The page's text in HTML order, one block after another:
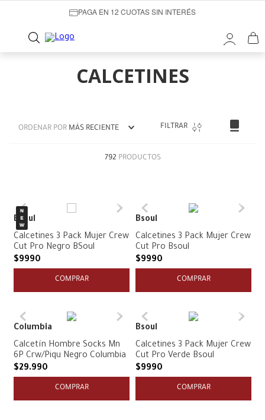
PAGA EN 12 CUOTAS SIN INTERÉS
CALCETINES
ORDENAR POR MÁS RECIENTE FILTRAR
792 PRODUCTOS
Bsoul
Calcetines 3 Pack Mujer Crew
Cut Pro Negro BSoul
$9990
COMPRAR
Bsoul
Calcetines 3 Pack Mujer Crew
Cut Pro Bsoul
$9990
COMPRAR
Columbia
Calcetín Hombre Socks Mn
6P Crw/Piqu Negro Columbia
$29.990
COMPRAR
Bsoul
Calcetines 3 Pack Mujer Crew
Cut Pro Verde Bsoul
$9990
COMPRAR